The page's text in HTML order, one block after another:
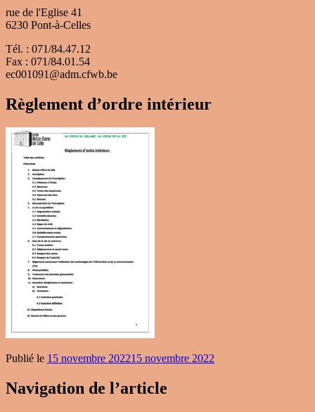
rue de l'Eglise 41
6230 Pont-à-Celles
Tél. : 071/84.47.12
Fax : 071/84.01.54
ec001091@adm.cfwb.be
Règlement d’ordre intérieur
Publié le 15 novembre 202215 novembre 2022
Navigation de l’article